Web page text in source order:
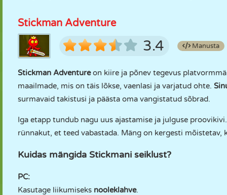
Stickman Adventure
3.4 Manusta
Stickman Adventureon kiire ja põnev tegevus
maailmade, mis on täis lõkse, vaenlasi ja varjatud ohte.
surmavaid takistusi ja päästa oma vangistatud sõbrad.
Iga etapp tundub nagu uus ajastamise ja julguse
rünnakut, et teed vabastada. Mäng on kergesti mõistetav,
Kuidas mängida Stickmani seiklust?
PC:
Kasutage liikumiseks nooleklahve.